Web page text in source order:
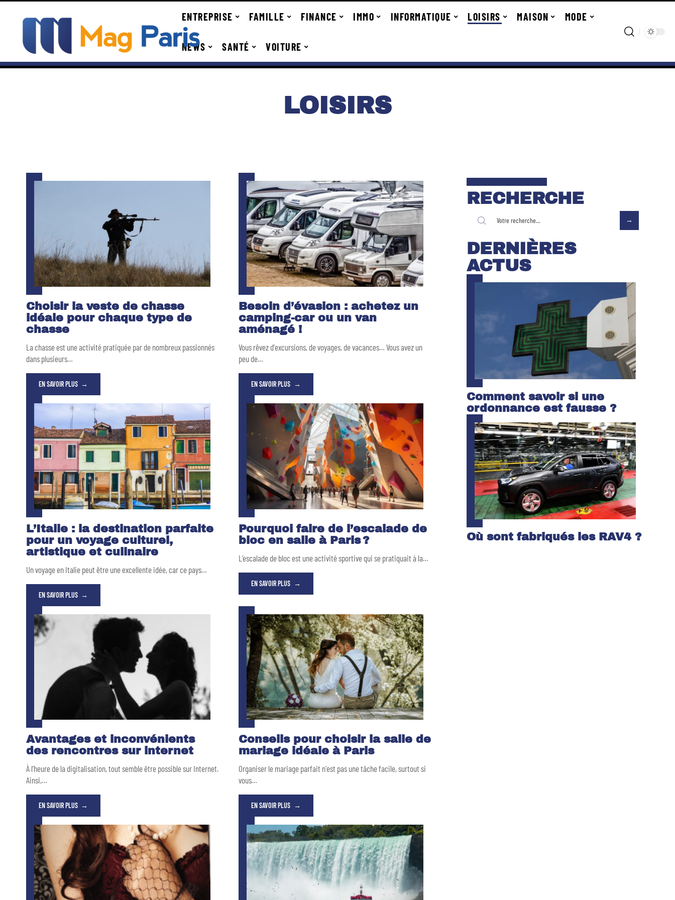
ENTREPRISE FAMILLE FINANCE IMMO INFORMATIQUE LOISIRS MAISON MODE
NEWS SANTÉ VOITURE
LOISIRS
Choisir la veste de chasse
idéale pour chaque type de
chasse
La chasse est une activité pratiquée par de nombreux passionnés
dans plusieurs…
EN SAVOIR PLUS
Besoin d’évasion : achetez un
camping-car ou un van
aménagé !
Vous rêvez d'excursions, de voyages, de vacances… Vous avez un
peu de…
EN SAVOIR PLUS
L’Italie : la destination parfaite
pour un voyage culturel,
artistique et culinaire
Un voyage en Italie peut être une excellente idée, car ce pays…
EN SAVOIR PLUS
Pourquoi faire de l’escalade de
bloc en salle à Paris ?
L’escalade de bloc est une activité sportive qui se pratiquait à la…
EN SAVOIR PLUS
Avantages et inconvénients
des rencontres sur internet
À l’heure de la digitalisation, tout semble être possible sur Internet.
Ainsi,…
EN SAVOIR PLUS
Conseils pour choisir la salle de
mariage idéale à Paris
Organiser le mariage parfait n'est pas une tâche facile, surtout si
vous…
EN SAVOIR PLUS
RECHERCHE
DERNIÈRES
ACTUS
Comment savoir si une
ordonnance est fausse ?
Où sont fabriqués les RAV4 ?